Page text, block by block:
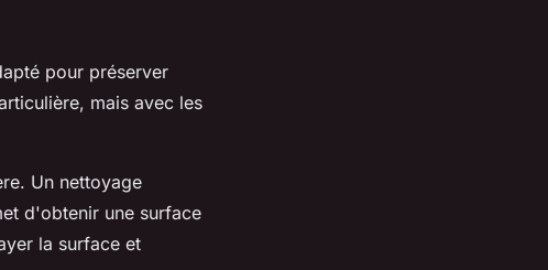
pour préserver
mais avec les
Un nettoyage
d'obtenir une surface
la surface et